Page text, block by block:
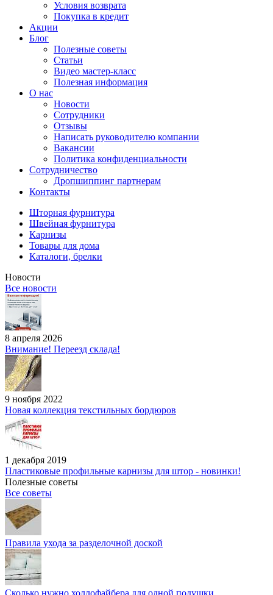
Условия возврата
Покупка в кредит
Акции
Блог
Полезные советы
Статьи
Видео мастер-класс
Полезная информация
О нас
Новости
Сотрудники
Отзывы
Написать руководителю компании
Вакансии
Политика конфиденциальности
Сотрудничество
Дропшиппинг партнерам
Контакты
Шторная фурнитура
Швейная фурнитура
Карнизы
Товары для дома
Каталоги, брелки
Новости
Все новости
8 апреля 2026
Внимание! Переезд склада!
9 ноября 2022
Новая коллекция текстильных бордюров
1 декабря 2019
Пластиковые профильные карнизы для штор - новинки!
Полезные советы
Все советы
Правила ухода за разделочной доской
Сколько нужно холлофайбера для одной подушки